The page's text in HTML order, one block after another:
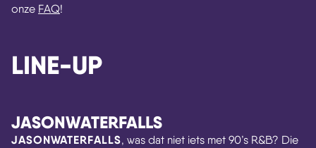
onze FAQ!
LINE-UP
JASONWATERFALLS
JASONWATERFALLS, was dat niet iets met 90’s R&B? Die